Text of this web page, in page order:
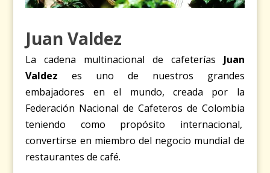
Juan Valdez
La cadena multinacional de cafeterías Juan
Valdez
es uno de nuestros grandes
embajadores en el mundo, creada por la
Federación Nacional de Cafeteros de Colombia
teniendo como propósito internacional,
convertirse en miembro del negocio mundial de
restaurantes de café.